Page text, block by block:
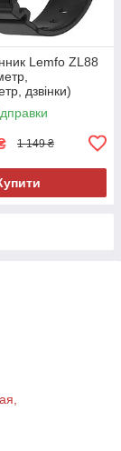
Lemfo ZL88
дзвінки)
1 149 ₴